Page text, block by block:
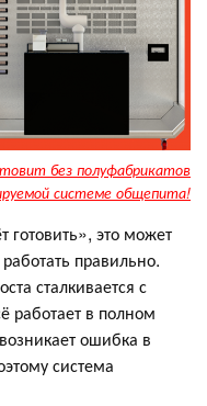
без полуфабрикатов
системе общепита!
готовить», это может
правильно.
сталкивается с
работает в полном
ошибка в
система